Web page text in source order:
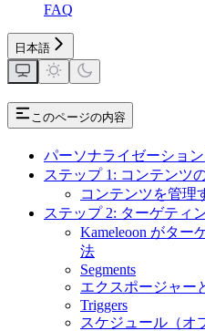
FAQ
日本語
このページの内容
パーソナライゼーショ
ステップ 1: コンテンツ
コンテンツを管理
ステップ 2: ターゲティ
Kameleoon がター
法
Segments
エクスポージャー
Triggers
スケジュール（オ